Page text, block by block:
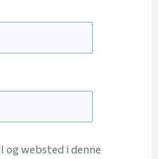
og websted i denne